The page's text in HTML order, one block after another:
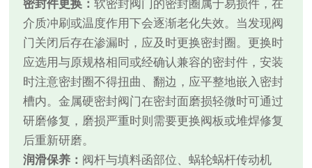
密封件更换：软密封阀门的密封圈属于易损件，在
介质冲刷或温度作用下会逐渐老化失效。当发现阀
门关闭后存在渗漏时，应及时更换密封圈。更换时
应选用与原规格相同或经确认兼容的密封件，安装
时注意密封圈不得扭曲、翻边，应平整地嵌入密封
槽内。金属硬密封阀门在密封面磨损轻微时可通过
研磨修复，磨损严重时则需要更换阀板或堆焊修复
后重新研磨。
润滑保养： 阀杆与填料函部位、蜗轮蜗杆传动机